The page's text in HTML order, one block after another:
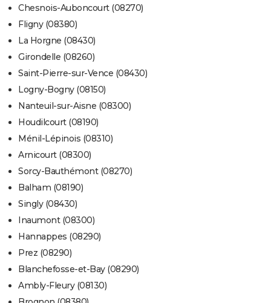
Chesnois-Auboncourt (08270)
Fligny (08380)
La Horgne (08430)
Girondelle (08260)
Saint-Pierre-sur-Vence (08430)
Logny-Bogny (08150)
Nanteuil-sur-Aisne (08300)
Houdilcourt (08190)
Ménil-Lépinois (08310)
Arnicourt (08300)
Sorcy-Bauthémont (08270)
Balham (08190)
Singly (08430)
Inaumont (08300)
Hannappes (08290)
Prez (08290)
Blanchefosse-et-Bay (08290)
Ambly-Fleury (08130)